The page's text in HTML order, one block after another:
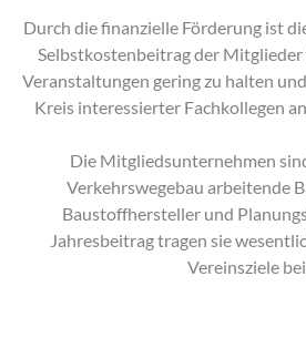
Durch die finanzielle Förderung ist
Selbstkostenbeitrag der
Veranstaltungen gering zu halten
Kreis interessierter Fachkollegen
Die Mitgliedsunternehmen
Verkehrswegebau arbeitende
Baustoffhersteller und
Jahresbeitrag tragen sie
Vereinsziele